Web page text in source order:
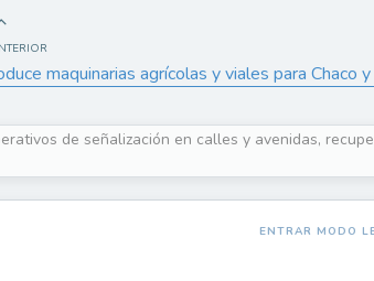
maquinarias agrícolas y viales para Chaco
de señalización en calles y avenidas,
ENTRAR MODO